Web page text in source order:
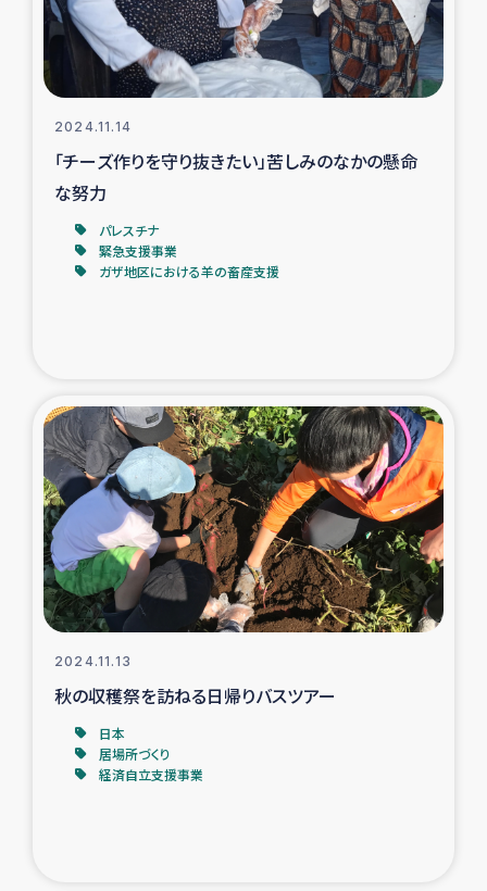
2024.11.14
「チーズ作りを守り抜きたい」苦しみのなかの懸命
な努力
パレスチナ
緊急支援事業
ガザ地区における羊の畜産支援
2024.11.13
秋の収穫祭を訪ねる日帰りバスツアー
日本
居場所づくり
経済自立支援事業